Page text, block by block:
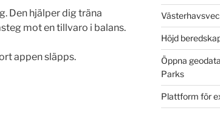
Den hjälper dig träna
mot en tillvaro i balans.
appen släpps.
Höjd
Öppna
Parks
Plattform för